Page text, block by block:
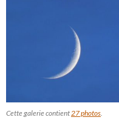
Cette galerie contient 27 photos